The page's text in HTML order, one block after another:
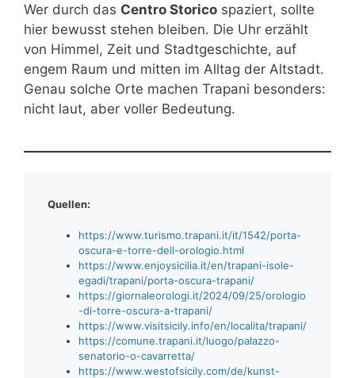
Wer durch das Centro Storico spaziert, sollte
hier bewusst stehen bleiben. Die Uhr erzählt
von Himmel, Zeit und Stadtgeschichte, auf
engem Raum und mitten im Alltag der Altstadt.
Genau solche Orte machen Trapani besonders:
nicht laut, aber voller Bedeutung.
Quellen:
https://www.turismo.trapani.it/it/1542/porta-
oscura-e-torre-dell-orologio.html
https://www.enjoysicilia.it/en/trapani-isole-
egadi/trapani/porta-oscura-trapani/
https://giornaleorologi.it/2024/09/25/orologio
-di-torre-oscura-a-trapani/
https://www.visitsicily.info/en/localita/trapani/
https://comune.trapani.it/luogo/palazzo-
senatorio-o-cavarretta/
https://www.westofsicily.com/de/kunst-